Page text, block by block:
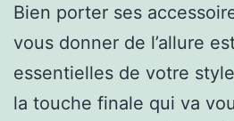
Bien porter ses
vous donner de l’allure
essentielles de votre
la touche finale qui va